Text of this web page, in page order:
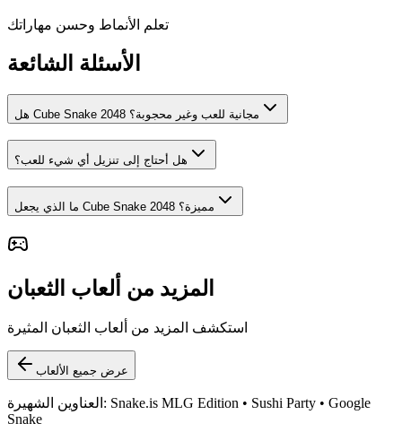
تعلم الأنماط وحسن مهاراتك
الأسئلة الشائعة
هل Cube Snake 2048 مجانية للعب وغير محجوبة؟
هل أحتاج إلى تنزيل أي شيء للعب؟
ما الذي يجعل Cube Snake 2048 مميزة؟
المزيد من ألعاب الثعبان
استكشف المزيد من ألعاب الثعبان المثيرة
عرض جميع الألعاب
العناوين الشهيرة: Snake.is MLG Edition • Sushi Party • Google
Snake